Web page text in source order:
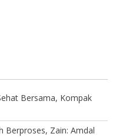
Bersama, Kompak
Berproses, Zain: Amdal